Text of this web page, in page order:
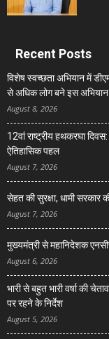
Recent Posts
विशेष स्वच्छता अभियान में
से अधिक लोग बने इस अभियान
August 8, 2026
12वां राष्ट्रीय हथकरघा
ऐतिहासिक पहल
August 7, 2026
सेहत की सुरक्षा, धामी सरकार
August 7, 2026
मुख्यमंत्री से महानिदेशक
August 6, 2026
भारी से बहुत भारी वर्षा की
पर रहने के निर्देश
August 5, 2026